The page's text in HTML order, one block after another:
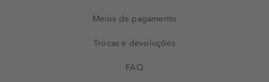
Meios de pagamento
Trocas e devoluções
FAQ